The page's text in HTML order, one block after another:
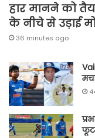
हार मानने को
के नीचे से उड़ाई
36 minutes ago